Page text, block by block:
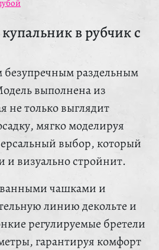
в рубчик с
раздельным
выполнена из
не только выглядит
мягко моделируя
выбор, который
визуально стройнит.
чашками и
линию декольте и
регулируемые бретели
гарантируя комфорт